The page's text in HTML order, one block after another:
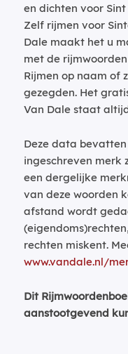
en dichten voor
Zelf rijmen voor
Dale maakt het u
met de
Rijmen op naam of
gezegden. Het
Van Dale staat
Deze data
ingeschreven merk
een dergelijke
van deze woorden
afstand wordt
rechten miskent.
www.vandale.nl/
Dit
aanstootgevend